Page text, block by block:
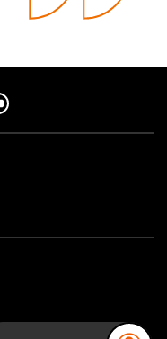
dans un nouvel onglet
- ouverture dans un nouvel onglet
sur facebook - ouverture dans un
nous sur youtube - ouverture dans